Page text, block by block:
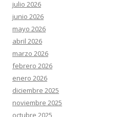
julio 2026
junio 2026
mayo 2026
abril 2026
marzo 2026
febrero 2026
enero 2026
diciembre 2025
noviembre 2025
octubre 2025